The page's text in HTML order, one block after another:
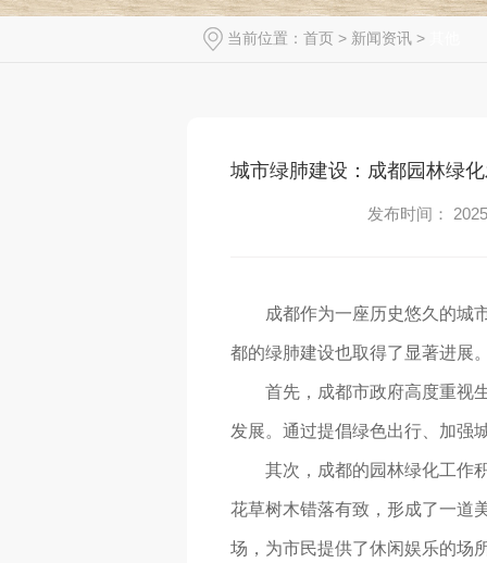
当前位置： 首页 > 新闻资讯 >
城市绿肺建设：成都园林绿
发布时间：
成都作为一座历史悠久的城
都的绿肺建设也取得了显著进展
首先，成都市政府高度重视
发展。通过提倡绿色出行、加强
其次，成都的园林绿化工作
花草树木错落有致，形成了一道
场，为市民提供了休闲娱乐的场